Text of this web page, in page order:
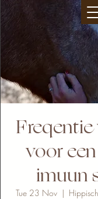
voor
imuun
Tue 23 Nov
  |